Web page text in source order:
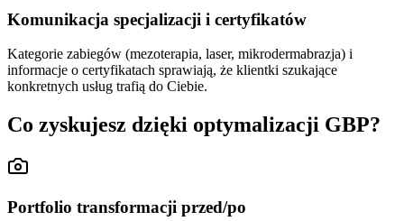
Komunikacja specjalizacji i certyfikatów
Kategorie zabiegów (mezoterapia, laser, mikrodermabrazja) i
informacje o certyfikatach sprawiają, że klientki szukające
konkretnych usług trafią do Ciebie.
Co zyskujesz dzięki optymalizacji GBP?
Portfolio transformacji przed/po